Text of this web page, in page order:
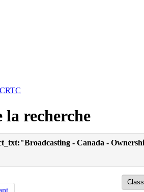
la recherche
- Canada -